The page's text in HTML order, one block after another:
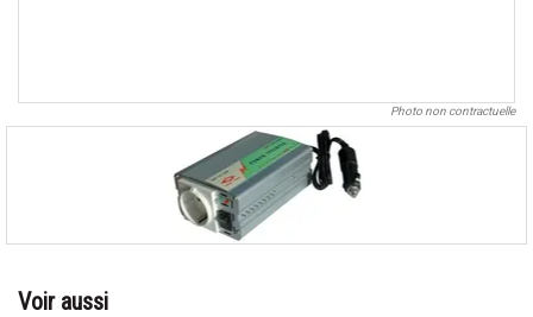
Photo non contractuelle
Voir aussi